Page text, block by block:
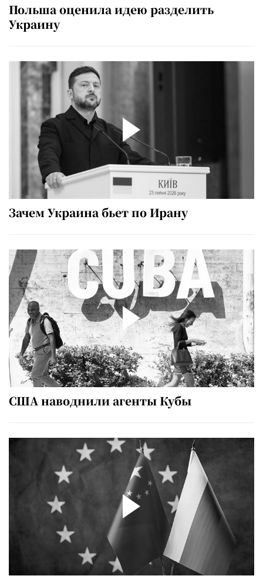
Польша оценила идею разделить
Украину
Зачем Украина бьет по Ирану
США наводнили агенты Кубы